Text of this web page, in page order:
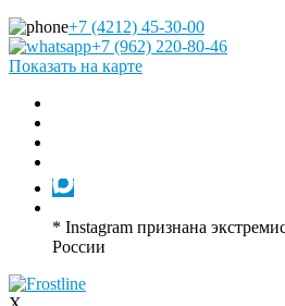
+7 (4212) 45-30-00
+7 (962) 220-80-46
Показать на карте
* Instagram признана
России